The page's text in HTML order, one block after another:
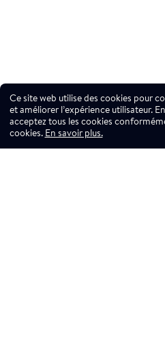
Ce site web utilise des cookies pour
et améliorer l’expérience utilisateur.
acceptez tous les cookies
cookies. En savoir plus.